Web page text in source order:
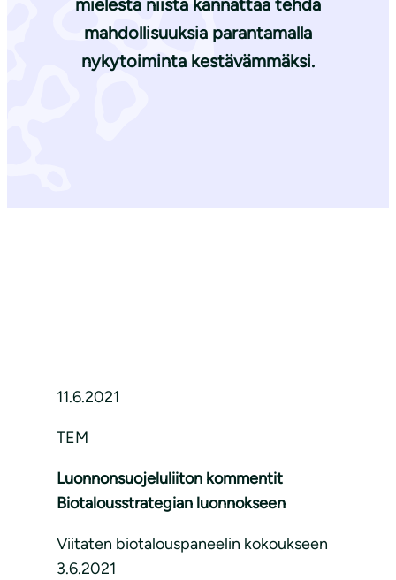
mielestä niistä kannattaa tehdä
mahdollisuuksia parantamalla
nykytoiminta kestävämmäksi.
11.6.2021
TEM
Luonnonsuojeluliiton kommentit
Biotalousstrategian luonnokseen
Viitaten biotalouspaneelin kokoukseen
3.6.2021